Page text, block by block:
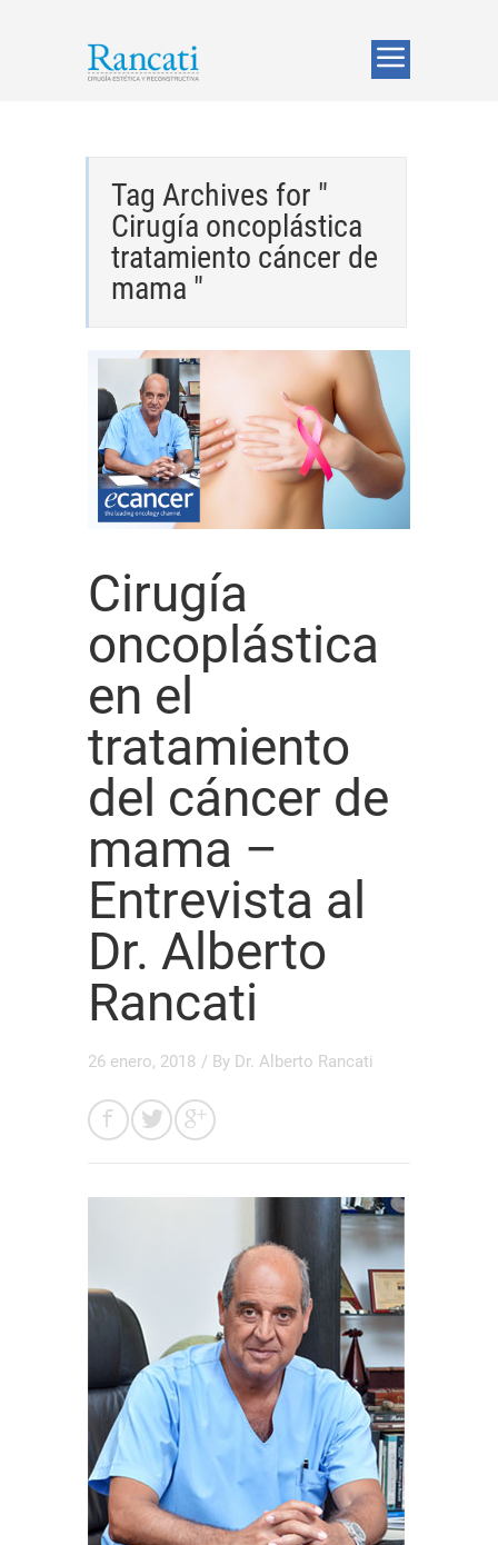
Tag Archives for "
Cirugía oncoplástica
tratamiento cáncer de
mama "
Cirugía
oncoplástica
en el
tratamiento
del cáncer de
mama –
Entrevista al
Dr. Alberto
Rancati
26 enero, 2018 / By Dr. Alberto Rancati